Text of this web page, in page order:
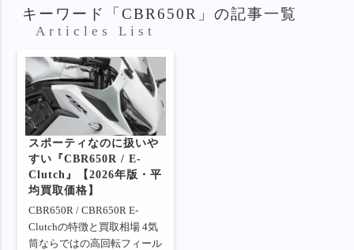
キーワード「CBR650R」の記事一覧
Articles List
スポーティなのに扱いや
すい『CBR650R / E-
Clutch』【2026年版・平
均買取価格】
CBR650R / CBR650R E-
Clutchの特徴と買取相場 4気
筒ならではの高回転フィール